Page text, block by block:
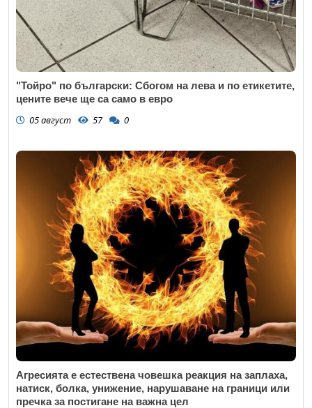
"Тойро" по български: Сбогом на лева и по етикетите,
цените вече ще са само в евро
05 август 57 0
Агресията е естествена човешка реакция на заплаха,
натиск, болка, унижение, нарушаване на граници или
пречка за постигане на важна цел